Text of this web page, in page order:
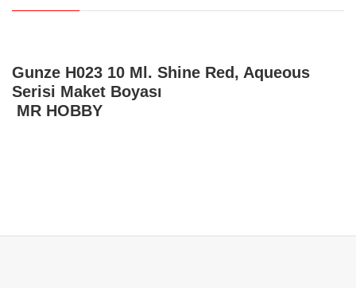
Gunze H023 10 Ml. Shine Red, Aqueous
Serisi Maket Boyası
MR HOBBY